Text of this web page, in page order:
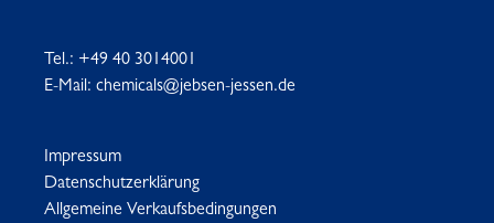
Tel.: +49 40 3014001
E-Mail: chemicals@jebsen-jessen.de
Impressum
Datenschutzerklärung
Allgemeine Verkaufsbedingungen